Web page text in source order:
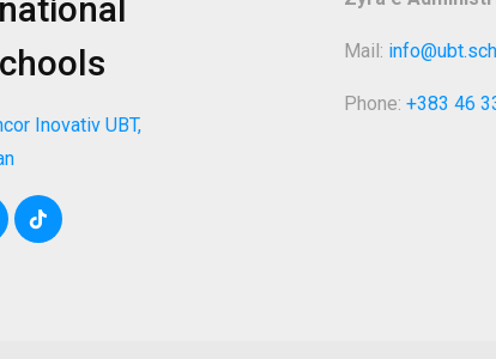
Inovativ UBT,
Mail:
Phone: +383 46